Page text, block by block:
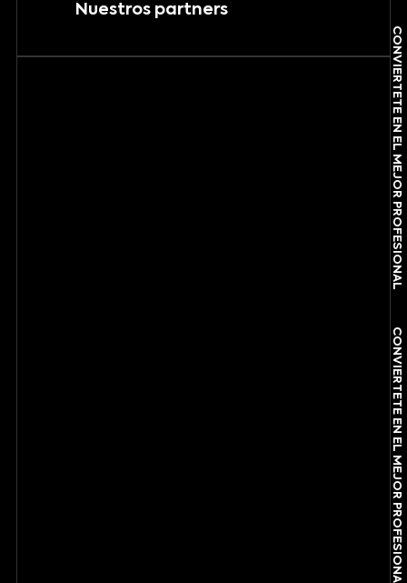
Nuestros partners
CONVIÉRTETE EN EL MEJOR PROFESIONAL
CONVIÉRTETE EN EL MEJOR PROFESIONAL
CONVIÉRTETE EN EL MEJOR PROFESIONAL